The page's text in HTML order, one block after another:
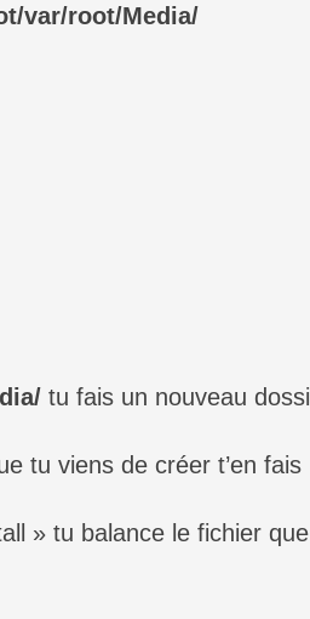
var/root/Media/
tu fais un nouveau
tu viens de créer t’en
» tu balance le fichier